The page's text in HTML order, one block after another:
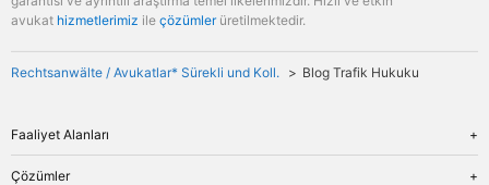
avukat hizmetlerimiz ile çözümlerüretilmektedir.
Rechtsanwälte / Avukatlar* Sürekli und Koll. Blog Trafik Hukuku
Faaliyet Alanları
Genel Bakış
Çözümler